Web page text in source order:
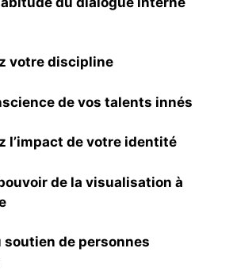
votre discipline
de vos talents innés
l’impact de votre identité
de la visualisation à
soutien de personnes